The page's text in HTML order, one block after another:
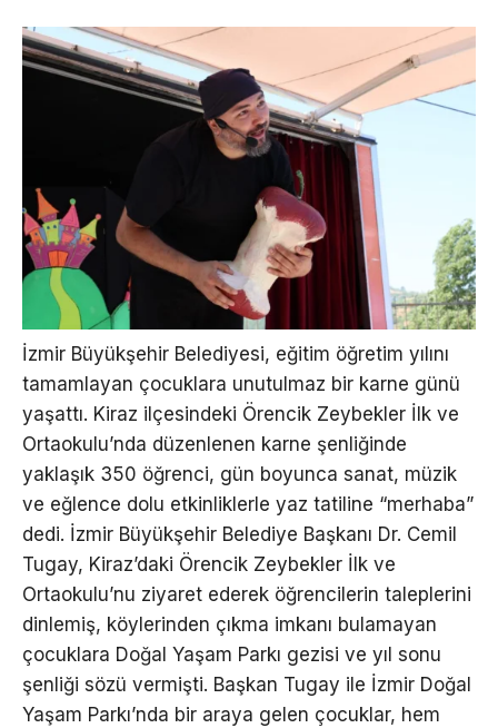
İzmir Büyükşehir Belediyesi, eğitim öğretim yılını
tamamlayan çocuklara unutulmaz bir karne günü
yaşattı. Kiraz ilçesindeki Örencik Zeybekler İlk ve
Ortaokulu’nda düzenlenen karne şenliğinde
yaklaşık 350 öğrenci, gün boyunca sanat, müzik
ve eğlence dolu etkinliklerle yaz tatiline “merhaba”
dedi. İzmir Büyükşehir Belediye Başkanı Dr. Cemil
Tugay, Kiraz’daki Örencik Zeybekler İlk ve
Ortaokulu’nu ziyaret ederek öğrencilerin taleplerini
dinlemiş, köylerinden çıkma imkanı bulamayan
çocuklara Doğal Yaşam Parkı gezisi ve yıl sonu
şenliği sözü vermişti. Başkan Tugay ile İzmir Doğal
Yaşam Parkı’nda bir araya gelen çocuklar, hem